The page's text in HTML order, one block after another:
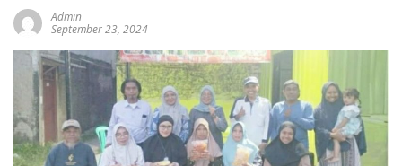
Admin
September 23, 2024